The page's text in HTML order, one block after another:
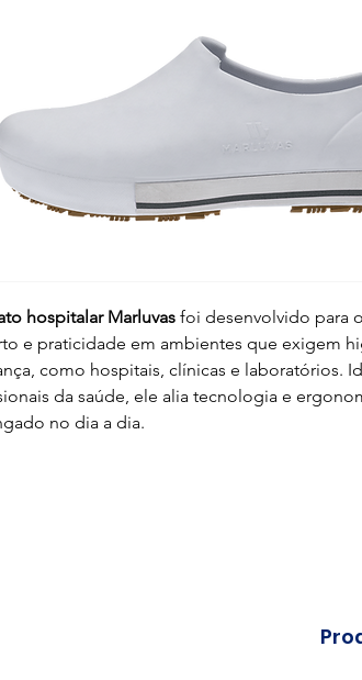
hospitalar Marluvas foi desenvolvido para
e praticidade em ambientes que exigem
como hospitais, clínicas e laboratórios.
da saúde, ele alia tecnologia e
no dia a dia.